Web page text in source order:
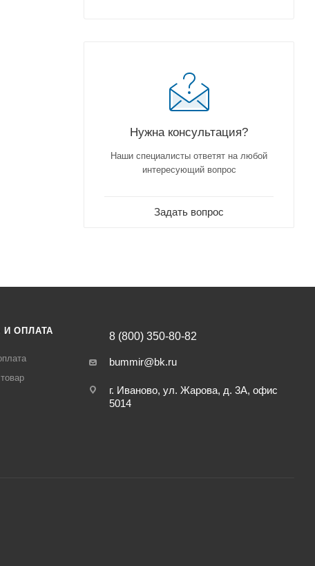
Нужна консультация?
Наши специалисты ответят на любой
интересующий вопрос
Задать вопрос
И ОПЛАТА 8 (800) 350-80-82
bummir@bk.ru
г. Иваново, ул. Жарова, д. 3А, офис
5014